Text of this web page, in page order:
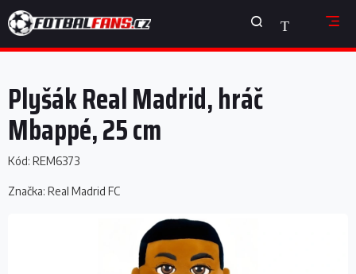
na
obsah
NÁKUPNÍ
KOŠÍK
Plyšák Real Madrid, hráč
Mbappé, 25 cm
Kód: REM6373
Značka: Real Madrid FC